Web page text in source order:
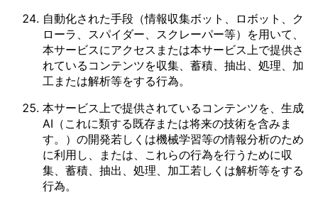
自動化された手段（情報収集ボット、ロボット、ク
ローラ、スパイダー、スクレーパー等）を用いて、
本サービスにアクセスまたは本サービス上で提供さ
れているコンテンツを収集、蓄積、抽出、処理、加
工または解析等をする行為。
本サービス上で提供されているコンテンツを、生成
AI（これに類する既存または将来の技術を含みま
す。）の開発若しくは機械学習等の情報分析のため
に利用し、または、これらの行為を行うために収
集、蓄積、抽出、処理、加工若しくは解析等をする
行為。